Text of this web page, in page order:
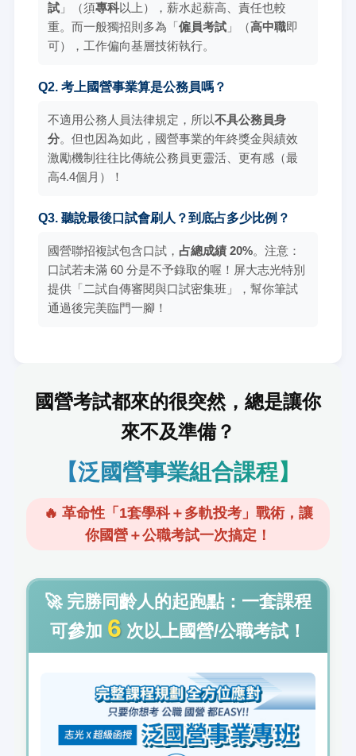
試」（須專科以上），薪水起薪高、責任也較
重。而一般獨招則多為「僱員考試」（高中職即
可），工作偏向基層技術執行。
Q2. 考上國營事業算是公務員嗎？
不適用公務人員法律規定，所以不具公務員身
分。但也因為如此，國營事業的年終獎金與績效
激勵機制往往比傳統公務員更靈活、更有感（最
高4.4個月）！
Q3. 聽說最後口試會刷人？到底占多少比例？
國營聯招複試包含口試， 占總成績 20%。注意：
口試若未滿 60 分是不予錄取的喔！屏大志光特別
提供「二試自傳審閱與口試密集班」，幫你筆試
通過後完美臨門一腳！
國營考試都來的很突然，總是讓你
來不及準備？
【泛國營事業組合課程】
🔥 革命性「1套學科＋多軌投考」戰術，讓
你國營＋公職考試一次搞定！
🚀 完勝同齡人的起跑點：一套課程
可參加 6 次以上國營/公職考試！